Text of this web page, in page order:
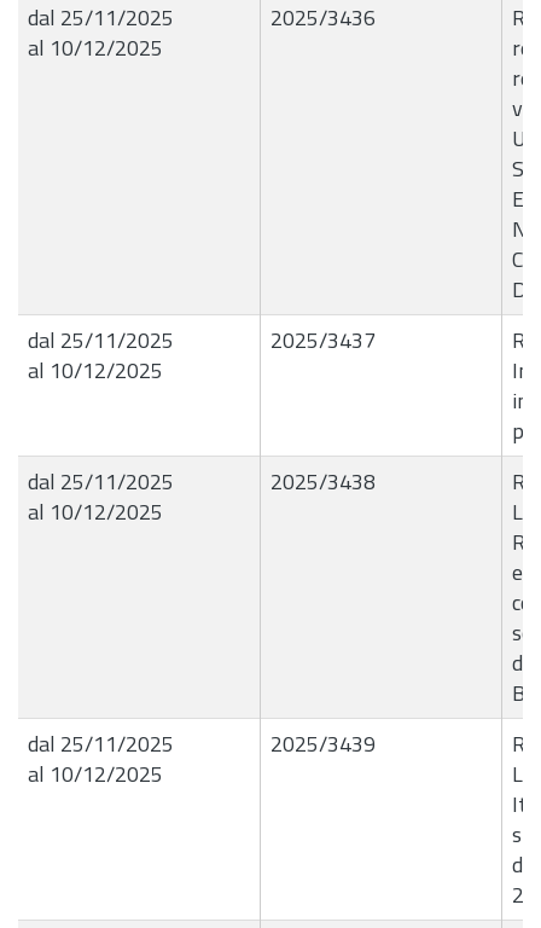
dal 25/11/2025
al 10/12/2025
2025/3436
dal 25/11/2025
al 10/12/2025
2025/3437
dal 25/11/2025
al 10/12/2025
2025/3438
dal 25/11/2025
al 10/12/2025
2025/3439